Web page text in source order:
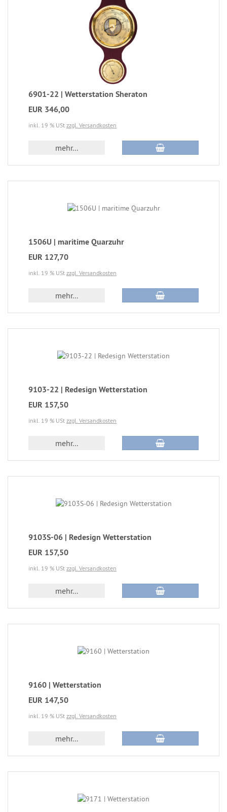
6901-22 | Wetterstation Sheraton
EUR 346,00
inkl. 19 % USt zzgl. Versandkosten
mehr...
1506U | maritime Quarzuhr
EUR 127,70
inkl. 19 % USt zzgl. Versandkosten
mehr...
9103-22 | Redesign Wetterstation
EUR 157,50
inkl. 19 % USt zzgl. Versandkosten
mehr...
9103S-06 | Redesign Wetterstation
EUR 157,50
inkl. 19 % USt zzgl. Versandkosten
mehr...
9160 | Wetterstation
EUR 147,50
inkl. 19 % USt zzgl. Versandkosten
mehr...